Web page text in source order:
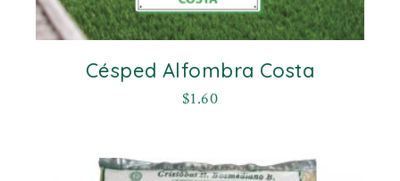
Césped Alfombra Costa
$1.60